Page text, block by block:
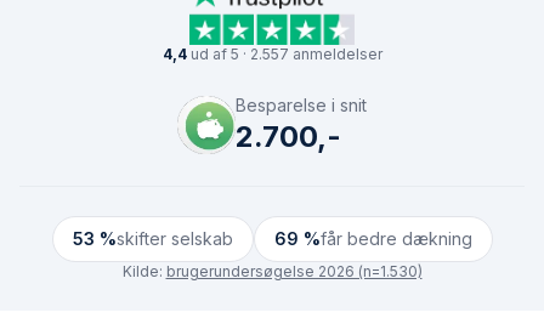
4,4ud af 5 · 2.557 anmeldelser
Besparelse i snit
2.700,-
53 %skifter selskab 69 %får bedre dækning
Kilde: brugerundersøgelse 2026 (n=1.530)